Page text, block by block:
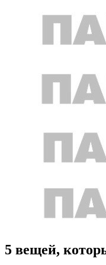
5 вещей,